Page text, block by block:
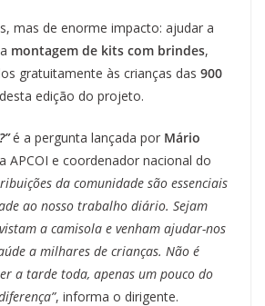
mas de enorme impacto: ajudar a
montagem de kits com brindes,
gratuitamente às crianças das 900
desta edição do projeto.
é a pergunta lançada por Mário
APCOI e coordenador nacional do
da comunidade são essenciais
ao nosso trabalho diário. Sejam
a camisola e venham ajudar-nos
a milhares de crianças. Não é
a tarde toda, apenas um pouco do
, informa o dirigente.